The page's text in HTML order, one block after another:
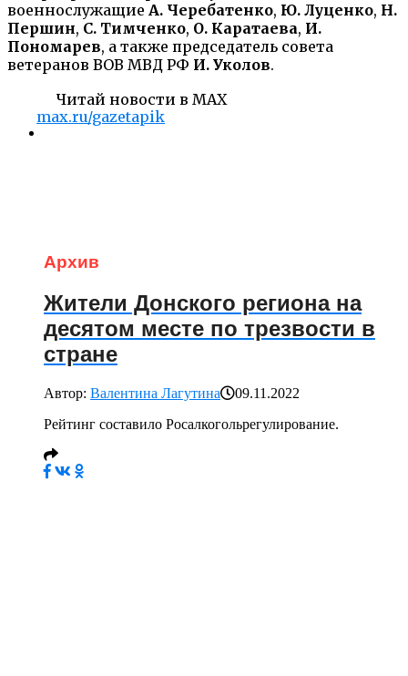
военнослужащие А. Черебатенко, Ю. Луценко, Н.
Першин, С. Тимченко, О. Каратаева, И.
Пономарев, а также председатель совета
ветеранов ВОВ МВД РФ И. Уколов.
Читай новости в MAX
max.ru/gazetapik
Архив
Жители Донского региона на
десятом месте по трезвости в
стране
Автор: Валентина Лагутина
09.11.2022
Рейтинг составило Росалкогольрегулирование.